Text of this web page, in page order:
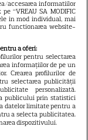
noul Ghost
Marvel.
Comic-Con i-
fani
de la
accesarea informatiilor
“VREAU SA MODIFIC
in mod individual, mai
functionarea website-
a oferi:
pentru selectarea
informațiilor de pe un
Crearea profilurilor de
selectarea publicității
personalizată.
publicului prin statistici
datelor limitate pentru a
a selecta publicitatea.
dispozitivului.